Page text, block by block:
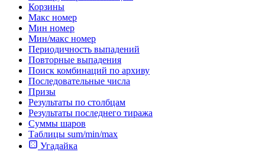
Корзины
Макс номер
Мин номер
Мин/макс номер
Периодичность выпадений
Повторные выпадения
Поиск комбинаций по архиву
Последовательные числа
Призы
Результаты по столбцам
Результаты последнего тиража
Суммы шаров
Таблицы sum/min/max
Угадайка